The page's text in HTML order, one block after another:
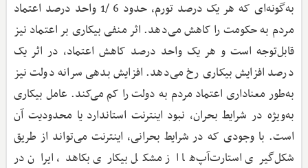
به‌گونه‌ای که هر یک درصد تورم، حدود 6 /1 واحد درصد اعتماد
مردم به حکومت را کاهش می‌دهد. اثر منفی بیکاری بر اعتماد نیز
قابل‌توجه است و هر یک واحد درصد کاهش اعتماد، در اثر یک
درصد افزایش بیکاری رخ می‌دهد. افزایش بدهی سرانه دولت نیز
به‌طور معناداری اعتماد مردم به دولت را کم می‌کند. عامل بیکاری
به‌ویژه در شرایط بحران، نبود اینترنت استاندارد یا محدودیت آن
است. با وجودی که در شرایط بحرانی، اینترنت می‌تواند از طریق
شکل‌گیری استارت‌آپ‌ها از مشکل بیکاری بکاهد، ایران در